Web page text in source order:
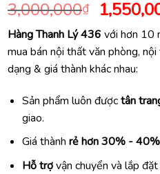
3,000,000₫ Giá
gốc
là:
Hàng Thanh Lý 436 với hơn 10
mua bán nội thất văn phòng,
dạng & giá thành khác nhau:
Sản phẩm luôn đượctân
giao.
Giá thành rẻ hơn 30% - 40%
Hỗ trợvận chuyển và lắp đặt